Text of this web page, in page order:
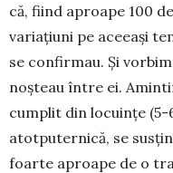
că, fiind aproape 100
variațiuni pe aceeași
se con­firmau. Și
noșteau între ei.
cumplit din locuințe
atotputernică, se
foarte aproape de o